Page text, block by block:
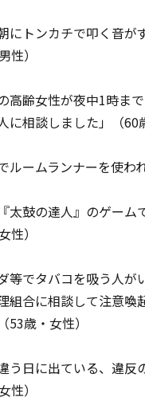
にトンカチで叩く音
性）
高齢女性が夜中1時ま
に相談しました」（60
ルームランナーを使わ
太鼓の達人』のゲー
性）
等でタバコを吸う人
組合に相談して注意喚
53歳・女性）
う日に出ている、違
性）